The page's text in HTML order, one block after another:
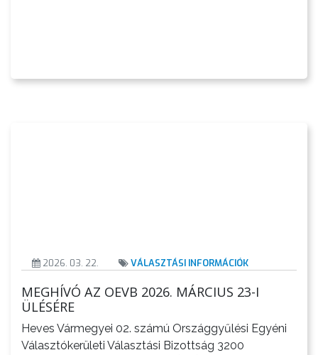
2026. 03. 22. VÁLASZTÁSI INFORMÁCIÓK
MEGHÍVÓ AZ OEVB 2026. MÁRCIUS 23-I
ÜLÉSÉRE
Heves Vármegyei 02. számú Országgyűlési Egyéni
Választókerületi Választási Bizottság 3200